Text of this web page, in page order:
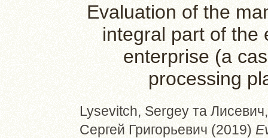
Evaluation of the
integral part of the
enterprise (a
processing
Lysevitch, Sergey та
Сергей Григорьевич (2019)